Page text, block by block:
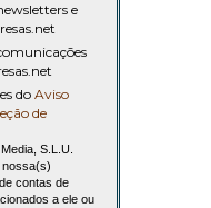
e
do Aviso
de
S.L.U.
contas de
a ele ou